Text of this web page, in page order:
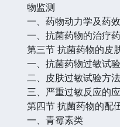
物监测
一、药物动力学及药
一、抗菌药物的治疗
第三节 抗菌药物的皮
一、抗菌药物过敏试
二、皮肤过敏试验方法
三、严重过敏反应的
第四节 抗菌药物的配
一、青霉素类